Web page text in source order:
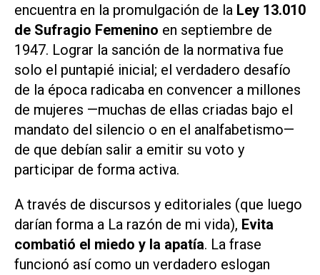
encuentra en la promulgación de la Ley 13.010
de Sufragio Femenino en septiembre de
1947. Lograr la sanción de la normativa fue
solo el puntapié inicial; el verdadero desafío
de la época radicaba en convencer a millones
de mujeres —muchas de ellas criadas bajo el
mandato del silencio o en el analfabetismo—
de que debían salir a emitir su voto y
participar de forma activa.
A través de discursos y editoriales (que luego
darían forma a La razón de mi vida), Evita
combatió el miedo y la apatía. La frase
funcionó así como un verdadero eslogan